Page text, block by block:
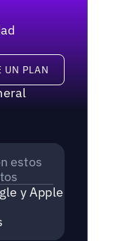
UN PLAN
estos
y Apple